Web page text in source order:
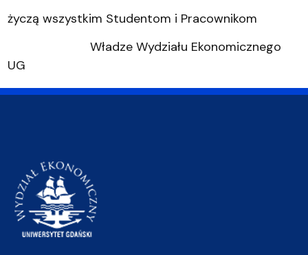
życzą wszystkim Studentom i Pracownikom
Władze Wydziału Ekonomicznego
UG